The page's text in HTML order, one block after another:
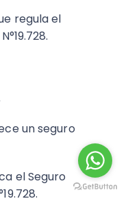
regula el
un seguro
el Seguro